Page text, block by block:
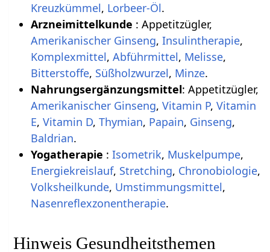
Kreuzkümmel, Lorbeer-Öl.
Arzneimittelkunde : Appetitzügler,
Amerikanischer Ginseng, Insulintherapie,
Komplexmittel, Abführmittel, Melisse,
Bitterstoffe, Süßholzwurzel, Minze.
Nahrungsergänzungsmittel: Appetitzügler,
Amerikanischer Ginseng, Vitamin P, Vitamin
E, Vitamin D, Thymian, Papain, Ginseng,
Baldrian.
Yogatherapie : Isometrik, Muskelpumpe,
Energiekreislauf, Stretching, Chronobiologie,
Volksheilkunde, Umstimmungsmittel,
Nasenreflexzonentherapie.
Hinweis Gesundheitsthemen